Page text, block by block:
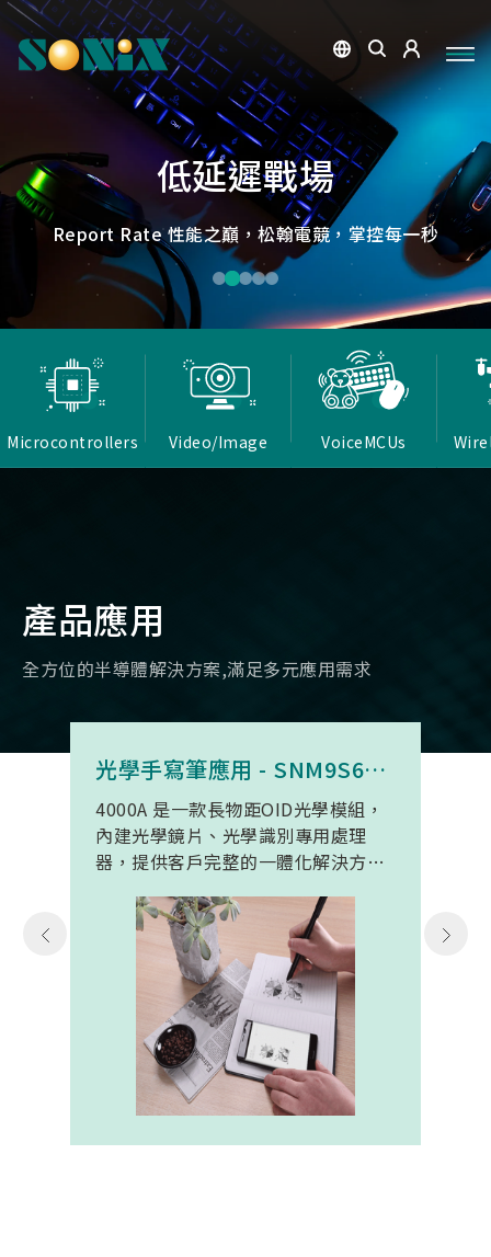
微小核心，巨大力量
松翰MCU：極致效能，智慧應用無所不在
低延遲戰場
Report Rate 性能之巔，松翰電競，掌控每一秒
捕捉每個清晰瞬間
高畫質ISP技術，支援HDR/3D降噪，提供卓越影像處理
能力
點讀魔法，數位學習新體驗
OID光學辨識技術，紙本內容瞬間數位化，開啟互動新篇
章
低延遲，無線視界
確保流暢穩定的影像傳輸
Microcontrollers Video/Image VoiceMCUs
產品應用
全方位的半導體解決方案,滿足多元應用需求
光學手寫筆應用 - SNM9S6100BC4000A
4000A 是一款長物距OID光學模組，
內建光學鏡片、光學識別專用處理
器，提供客戶完整的一體化解決方
置開發。模組在保持小型化的同時，
延伸了可用物距範圍，使其能在離紙
面更遠的位置仍精確讀取碼點，同時
內建的高幀率SoC，能確保書寫筆跡
的連續與準確。 透過4000A模組能有
效縮短客戶開發週期，並確保在小型
裝置中仍維持高精度與穩定度，讓產
品能夠以最自然的方式，將紙本與數
位內容緊密連結。